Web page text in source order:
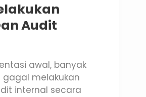
Audit
awal, banyak
melakukan
internal secara